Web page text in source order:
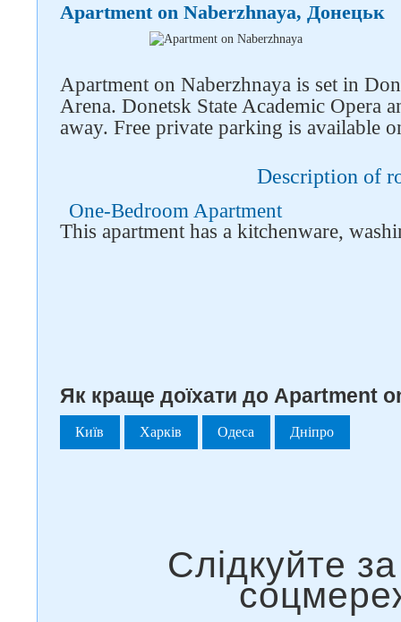
Apartment on Naberzhnaya, Донецьк
Apartment on Naberzhnaya is set in
Arena. Donetsk State Academic Opera
away. Free private parking is available
Description of
One-Bedroom Apartment
This apartment has a kitchenware,
Як краще доїхати до Apartment
Київ Харків Одеса Дніпро
соцмережах